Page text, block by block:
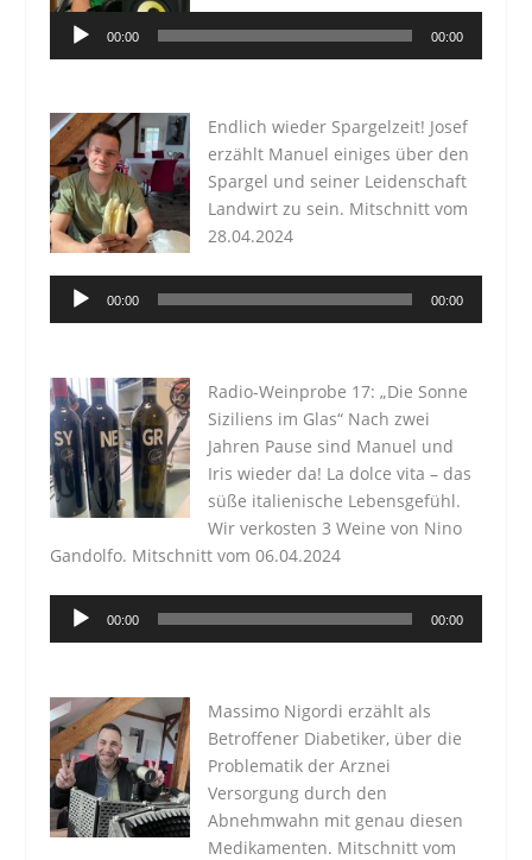
Audio-
Player
00:00 00:00
Endlich wieder Spargelzeit! Josef
erzählt Manuel einiges über den
Spargel und seiner Leidenschaft
Landwirt zu sein. Mitschnitt vom
28.04.2024
Audio-
00:00 00:00
Radio-Weinprobe 17: „Die Sonne
Siziliens im Glas“ Nach zwei
Jahren Pause sind Manuel und
Iris wieder da! La dolce vita – das
süße italienische Lebensgefühl.
Wir verkosten 3 Weine von Nino
Gandolfo. Mitschnitt vom 06.04.2024
Audio-
00:00 00:00
Massimo Nigordi erzählt als
Betroffener Diabetiker, über die
Problematik der Arznei
Versorgung durch den
Abnehmwahn mit genau diesen
Medikamenten. Mitschnitt vom